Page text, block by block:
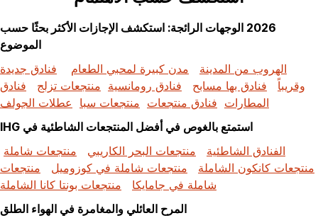
2026 الوجهات الرائجة: استكشف الإجازات الأكثر بحثًا حسب
الموضوع
الهروب من المدينة
مدن كبيرة لمحبي الطعام
فنادق جديدة
وقريباً
فنادق بها مسابح فنادق رومانسية منتجعات تزلج
فنادق
المطارات فنادق منتجعات منتجعات سبا
عطلات الجولف
استمتع بالغوص في أفضل المنتجعات الشاطئية في IHG
الفنادق الشاطئية
منتجعات البحر الكاريبي
منتجعات شاملة
منتجعات كانكون الشاملة
منتجعات شاملة في كوزوميل
منتجعات
شاملة في جامايكا
منتجعات بونتا كانا الشاملة
المرح العائلي والمغامرة في الهواء الطلق